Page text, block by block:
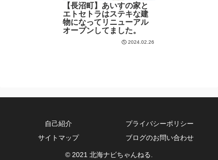
【長沼町】あいすの家と
エトセトラはステキな建
物になってリニューアル
オープンしてました。
2024.02.26
自己紹介
プライバシーポリシー
サイトマップ
ブログのお問い合わせ
© 2021 北海ナビちゃんねる.